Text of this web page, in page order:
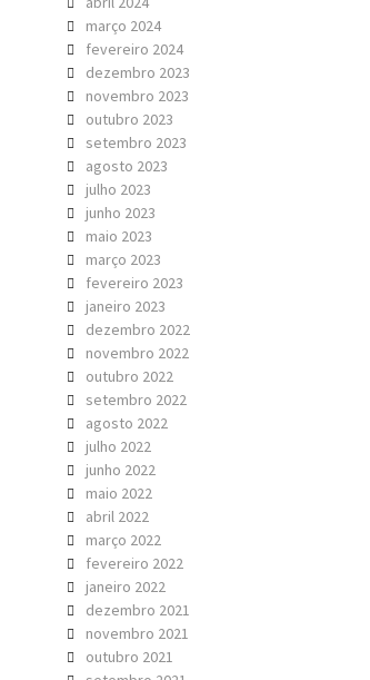
março 2024
fevereiro 2024
dezembro 2023
novembro 2023
outubro 2023
setembro 2023
agosto 2023
julho 2023
junho 2023
maio 2023
março 2023
fevereiro 2023
janeiro 2023
dezembro 2022
novembro 2022
outubro 2022
setembro 2022
agosto 2022
julho 2022
junho 2022
maio 2022
abril 2022
março 2022
fevereiro 2022
janeiro 2022
dezembro 2021
novembro 2021
outubro 2021